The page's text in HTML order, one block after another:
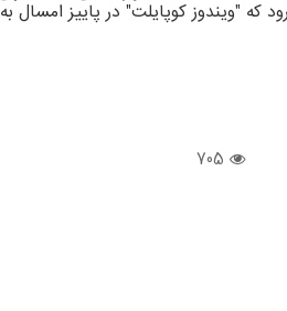
در پاییز امسال به عنوان قسمتی از
705